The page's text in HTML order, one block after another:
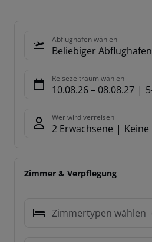
Abflughafen wählen
Beliebiger Abflughafen
Reisezeitraum wählen
10.08.26– 08.08.27
Wer wird verreisen
2 Erwachsene
Zimmer & Verpflegung
Zimmertypen wählen